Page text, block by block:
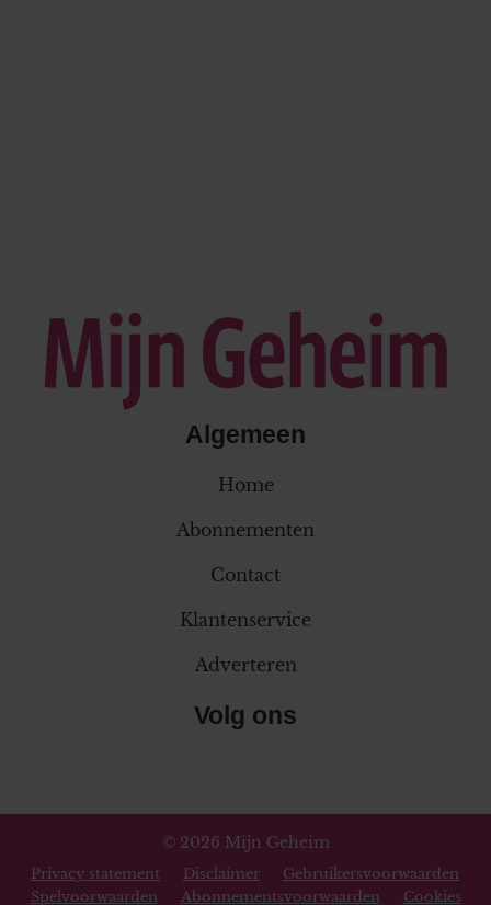
Algemeen
Home
Abonnementen
Contact
Klantenservice
Adverteren
Volg ons
© 2026 Mijn Geheim
Privacy statement Disclaimer
Gebruikersvoorwaarden
Spelvoorwaarden
Abonnementsvoorwaarden Cookies